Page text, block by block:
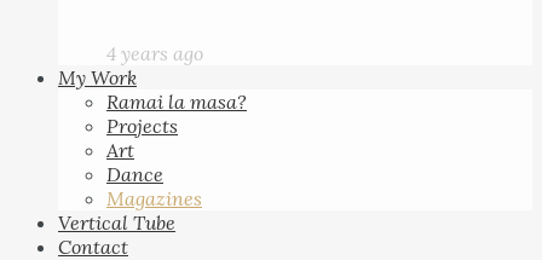
4 years ago
My Work
Ramai la masa?
Projects
Art
Dance
Magazines
Vertical Tube
Contact